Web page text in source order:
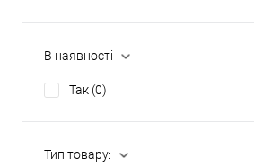
В наявності
Так (0)
Тип товару: